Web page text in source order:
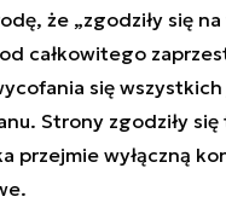
że „zgodziły się
całkowitego
się
Strony zgodziły
przejmie wyłączną